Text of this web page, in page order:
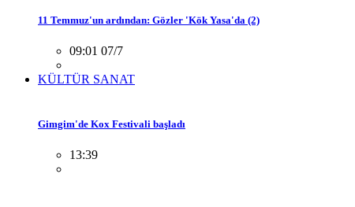
11 Temmuz'un ardından: Gözler 'Kök Yasa'da (2)
09:01 07/7
KÜLTÜR SANAT
Gimgim'de Kox Festivali başladı
13:39